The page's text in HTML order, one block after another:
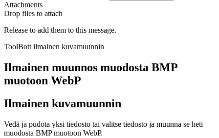
Attachments
Drop files to attach
Release to add them to this message.
ToolBott ilmainen kuvamuunnin
Ilmainen muunnos muodosta BMP
muotoon WebP
Ilmainen kuvamuunnin
Vedä ja pudota yksi tiedosto tai valitse tiedosto ja muunna se heti
muodosta BMP muotoon WebP.